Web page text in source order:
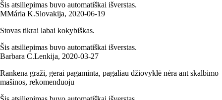
Šis atsiliepimas buvo automatiškai išverstas.
MMária K.Slovakija, 2020‑06‑19
Stovas tikrai labai kokybiškas.
Šis atsiliepimas buvo automatiškai išverstas.
Barbara C.Lenkija, 2020‑03‑27
Rankena graži, gerai pagaminta, pagaliau džiovyklė nėra ant skalbimo
mašinos, rekomenduoju